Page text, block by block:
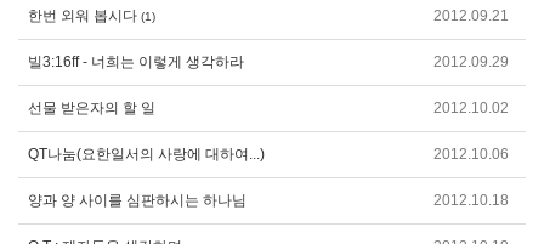
한번 외워 봅시다 (1) 2012.09.21
빌3:16ff - 너희는 이렇게 생각하라 2012.09.29
선물 받은자의 할 일 2012.10.02
QT나눔(요한일서의 사랑에 대하여...) 2012.10.06
양과 양 사이를 심판하시는 하나님 2012.10.18